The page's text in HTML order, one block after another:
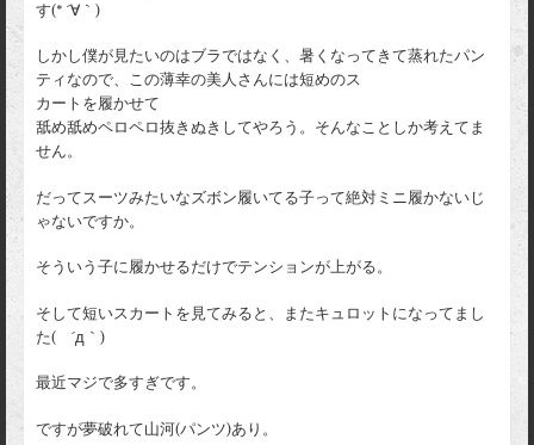
す(* ´∀｀)
しかし僕が見たいのはブラではなく、暑くなってきて蒸れたパン
ティなので、この薄幸の美人さんには短めのス
カートを履かせて
舐め舐めペロペロ抜きぬきしてやろう。そんなことしか考えてま
せん。
だってスーツみたいなズボン履いてる子って絶対ミニ履かないじ
ゃないですか。
そういう子に履かせるだけでテンションが上がる。
そして短いスカートを見てみると、またキュロットになってまし
た( ´д｀)
最近マジで多すぎです。
ですが夢破れて山河(パンツ)あり。